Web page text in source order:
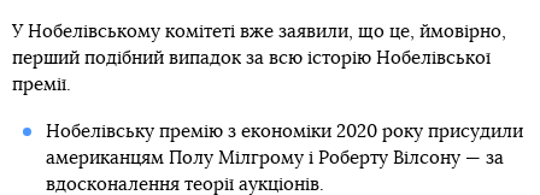
У Нобелівському комітеті вже заявили, що це, ймовірно,
перший подібний випадок за всю історію Нобелівської
премії.
Нобелівську премію з економіки 2020 року присудили
американцям Полу Мілгрому і Роберту Вілсону — за
вдосконалення теорії аукціонів.